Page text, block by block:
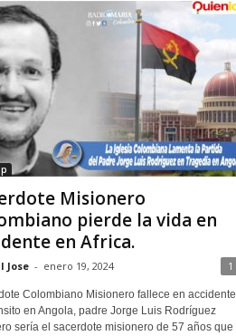
Misionero
pierde la vida en
en Africa.
Jose - enero 19, 2024 1
Colombiano Misionero fallece en accidente
en Angola, padre Jorge Luis Rodríguez
sería el sacerdote misionero de 57 años que